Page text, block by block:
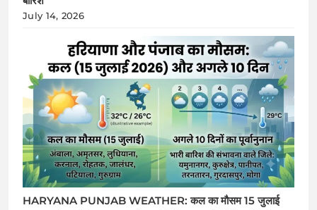
July 14, 2026
HARYANA PUNJAB WEATHER: कल का मौसम 15 जुलाई